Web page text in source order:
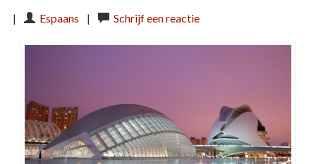
| Espaans | Schrijf een reactie